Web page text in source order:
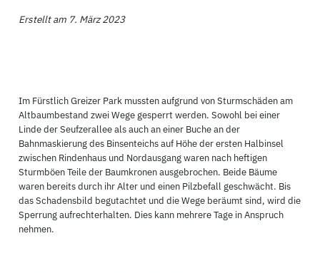
Erstellt am 7. März 2023
Im Fürstlich Greizer Park mussten aufgrund von Sturmschäden am
Altbaumbestand zwei Wege gesperrt werden. Sowohl bei einer
Linde der Seufzerallee als auch an einer Buche an der
Bahnmaskierung des Binsenteichs auf Höhe der ersten Halbinsel
zwischen Rindenhaus und Nordausgang waren nach heftigen
Sturmböen Teile der Baumkronen ausgebrochen. Beide Bäume
waren bereits durch ihr Alter und einen Pilzbefall geschwächt. Bis
das Schadensbild begutachtet und die Wege beräumt sind, wird die
Sperrung aufrechterhalten. Dies kann mehrere Tage in Anspruch
nehmen.